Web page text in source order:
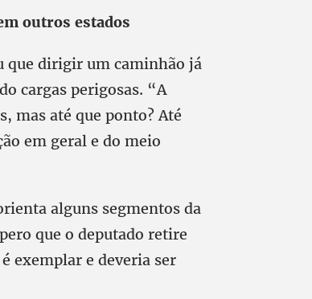
outros estados
que dirigir um caminhão já
cargas perigosas. “A
mas até que ponto? Até
em geral e do meio
alguns segmentos da
que o deputado retire
exemplar e deveria ser